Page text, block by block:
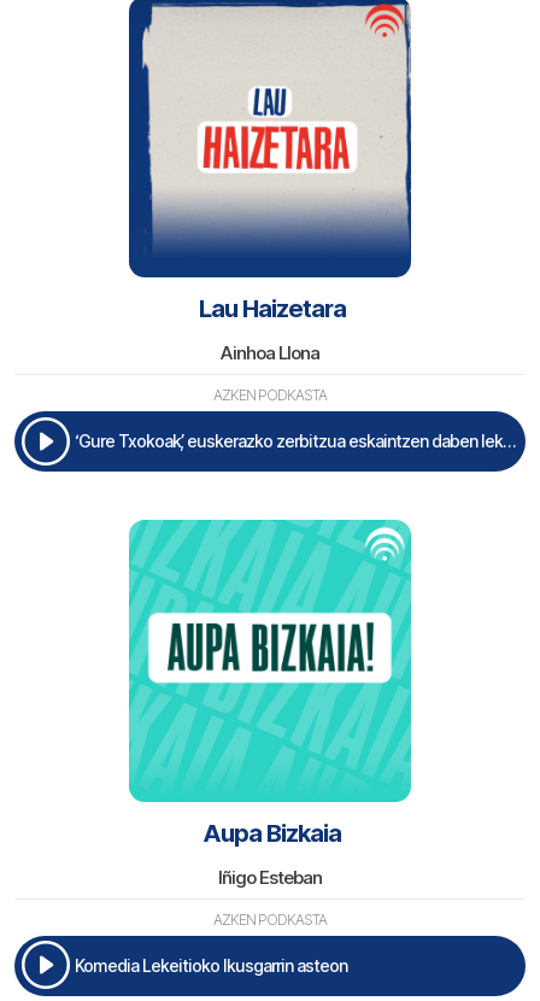
Lau Haizetara
Ainhoa Llona
AZKEN PODKASTA
‘Gure Txokoak’, euskerazko zerbitzua eskaintzen daben lekuen mapa interaktiboa
Aupa Bizkaia
Iñigo Esteban
AZKEN PODKASTA
Komedia Lekeitioko Ikusgarrin asteon